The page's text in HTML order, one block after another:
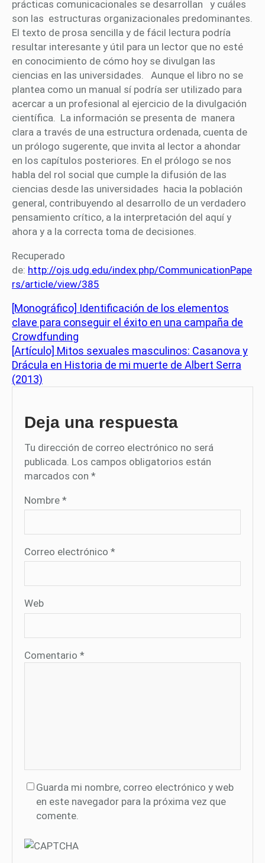
prácticas comunicacionales se desarrollan y cuáles
son las estructuras organizacionales predominantes.
El texto de prosa sencilla y de fácil lectura podría
resultar interesante y útil para un lector que no esté
en conocimiento de cómo hoy se divulgan las
ciencias en las universidades. Aunque el libro no se
plantea como un manual sí podría ser utilizado para
acercar a un profesional al ejercicio de la divulgación
científica. La información se presenta de manera
clara a través de una estructura ordenada, cuenta de
un prólogo sugerente, que invita al lector a ahondar
en los capítulos posteriores. En el prólogo se nos
habla del rol social que cumple la difusión de las
ciencias desde las universidades hacia la población
general, contribuyendo al desarrollo de un verdadero
pensamiento crítico, a la interpretación del aquí y
ahora y a la correcta toma de decisiones.
Recuperado
de: http://ojs.udg.edu/index.php/CommunicationPape
rs/article/view/385
[Monográfico] Identificación de los elementos
clave para conseguir el éxito en una campaña de
Crowdfunding
[Artículo] Mitos sexuales masculinos: Casanova y
Drácula en Historia de mi muerte de Albert Serra
(2013)
Deja una respuesta
Tu dirección de correo electrónico no será
publicada. Los campos obligatorios están
marcados con *
Nombre *
Correo electrónico *
Web
Comentario *
Guarda mi nombre, correo electrónico y web
en este navegador para la próxima vez que
comente.